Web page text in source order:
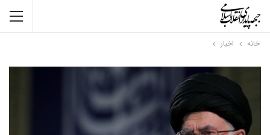
خانه اخبار